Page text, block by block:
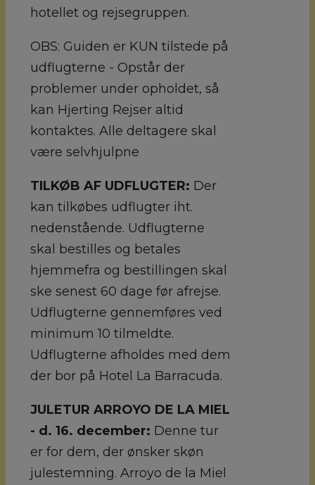
hotellet og rejsegruppen.
OBS: Guiden er KUN tilstede på
udflugterne - Opstår der
problemer under opholdet, så
kan Hjerting Rejser altid
kontaktes. Alle deltagere skal
være selvhjulpne
TILKØB AF UDFLUGTER: Der
kan tilkøbes udflugter iht.
nedenstående. Udflugterne
skal bestilles og betales
hjemmefra og bestillingen skal
ske senest 60 dage før afrejse.
Udflugterne gennemføres ved
minimum 10 tilmeldte.
Udflugterne afholdes med dem
der bor på Hotel La Barracuda.
JULETUR ARROYO DE LA MIEL
- d. 16. december: Denne tur
er for dem, der ønsker skøn
julestemning. Arroyo de la Miel